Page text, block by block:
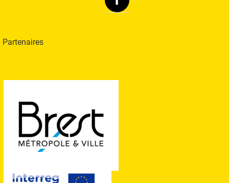
Facebook
Partenaires